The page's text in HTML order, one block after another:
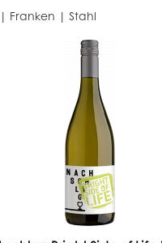
| Franken |Stahl